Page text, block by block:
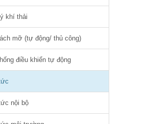
khí thải
mỡ (tự động/ thủ công)
điều khiển tự động
nội bộ